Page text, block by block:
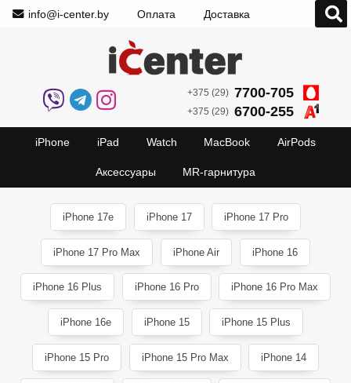
info@i-center.by Оплата Доставка
+375 (29) 7700-705
+375 (29) 6700-255
iPhone iPad Watch MacBook AirPods
Аксессуары MR-гарнитура
iPhone 17e iPhone 17 iPhone 17 Pro
iPhone 17 Pro Max iPhone Air iPhone 16
iPhone 16 Plus iPhone 16 Pro iPhone 16 Pro Max
iPhone 16e iPhone 15 iPhone 15 Plus
iPhone 15 Pro iPhone 15 Pro Max iPhone 14